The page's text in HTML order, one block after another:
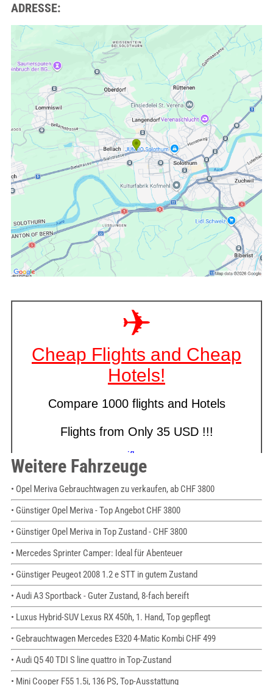
ADRESSE:
Weitere Fahrzeuge
• Opel Meriva Gebrauchtwagen zu verkaufen, ab CHF 3800
• Günstiger Opel Meriva - Top Angebot CHF 3800
• Günstiger Opel Meriva in Top Zustand - CHF 3800
• Mercedes Sprinter Camper: Ideal für Abenteuer
• Günstiger Peugeot 2008 1.2 e STT in gutem Zustand
• Audi A3 Sportback - Guter Zustand, 8-fach bereift
• Luxus Hybrid-SUV Lexus RX 450h, 1. Hand, Top gepflegt
• Gebrauchtwagen Mercedes E320 4-Matic Kombi CHF 499
• Audi Q5 40 TDI S line quattro in Top-Zustand
• Mini Cooper F55 1.5i, 136 PS, Top-Ausstattung